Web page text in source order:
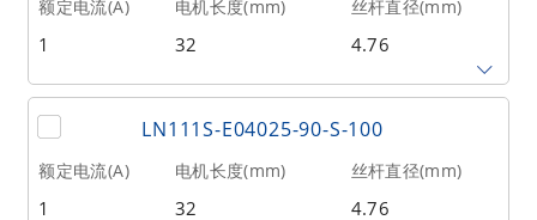
相数 转子惯量(g•cm²) 重量(kg)
2 9 0.1
额定电流(A) 电机长度(mm) 丝杆直径(mm)
1 32 4.76
丝杆导程(mm) 丝杆长度(mm) 额定推力(N
@300RPM)
相数 转子惯量(g•cm²) 重量(kg)
LN111S-E04025-90-S-100
额定电流(A) 电机长度(mm) 丝杆直径(mm)
1 32 4.76